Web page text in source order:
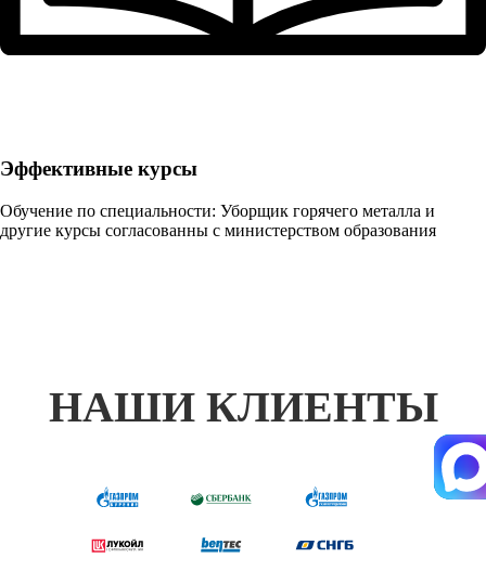
Эффективные курсы
Обучение по специальности: Уборщик горячего металла и
другие курсы согласованны с министерством образования
НАШИ КЛИЕНТЫ